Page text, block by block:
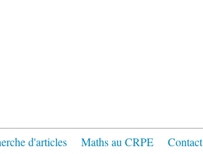
d'articles Maths au CRPE Contact